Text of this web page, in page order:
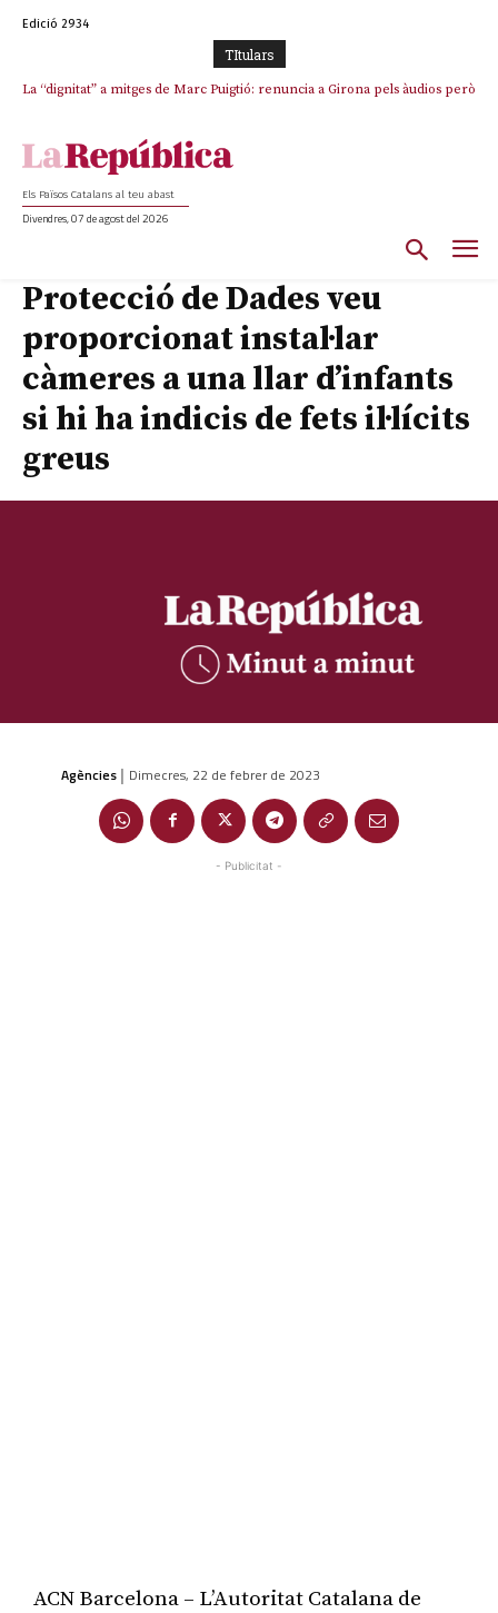
Edició 2934
TItulars
La “dignitat” a mitges de Marc Puigtió: renuncia a Girona pels àudios però
Els Països Catalans al teu abast
Divendres, 07 de agost del 2026
Protecció de Dades veu
proporcionat instal·lar
càmeres a una llar d’infants
si hi ha indicis de fets il·lícits
greus
Agències | Dimecres, 22 de febrer de 2023
- Publicitat -
ACN Barcelona – L’Autoritat Catalana de